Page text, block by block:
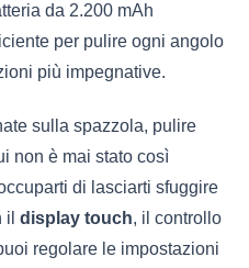
da 2.200 mAh
per pulire ogni angolo
più impegnative.
sulla spazzola, pulire
non è mai stato così
di lasciarti sfuggire
il display touch, il controllo
regolare le impostazioni